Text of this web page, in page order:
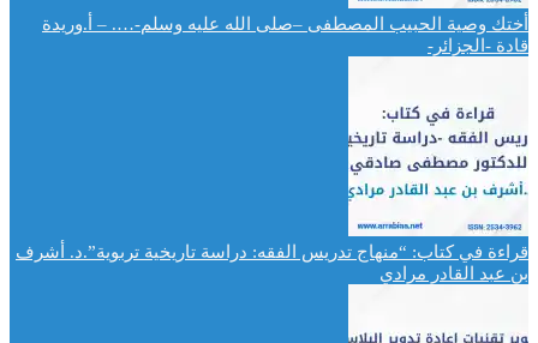
أختك وصية الحبيب المصطفى –صلى الله عليه وسلم-…. – أ.وريدة
قادة -الجزائر-
قراءة في كتاب: “منهاج تدريس الفقه: دراسة تاريخية تربوية”.د. أشرف
بن عبد القادر مرادي